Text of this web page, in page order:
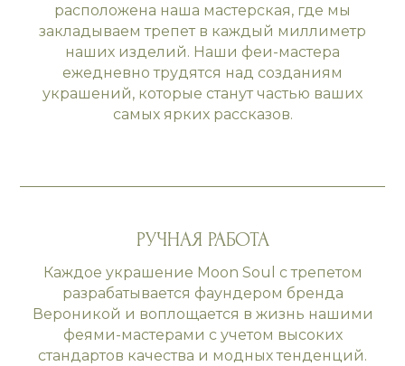
расположена наша мастерская, где мы
закладываем трепет в каждый миллиметр
наших изделий. Наши феи-мастера
ежедневно трудятся над созданиям
украшений, которые станут частью ваших
самых ярких рассказов.
РУЧНАЯ РАБОТА
Каждое украшение Moon Soul с трепетом
разрабатывается фаундером бренда
Вероникой и воплощается в жизнь нашими
феями-мастерами с учетом высоких
стандартов качества и модных тенденций.